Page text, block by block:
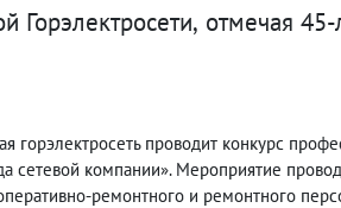
Горэлектросети, отмечая
горэлектросеть проводит конкурс
сетевой компании». Мероприятие
ремонтного и ремонтного